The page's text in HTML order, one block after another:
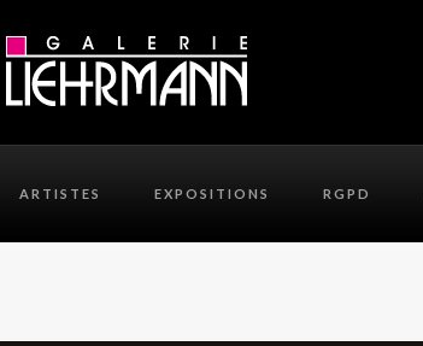
ARTISTES EXPOSITIONS RGPD